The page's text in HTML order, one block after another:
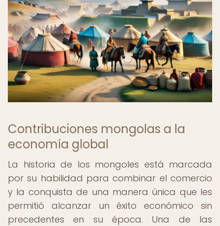
Contribuciones mongolas a la
economía global
La historia de los mongoles está marcada
por su habilidad para combinar el comercio
y la conquista de una manera única que les
permitió alcanzar un éxito económico sin
precedentes en su época. Una de las